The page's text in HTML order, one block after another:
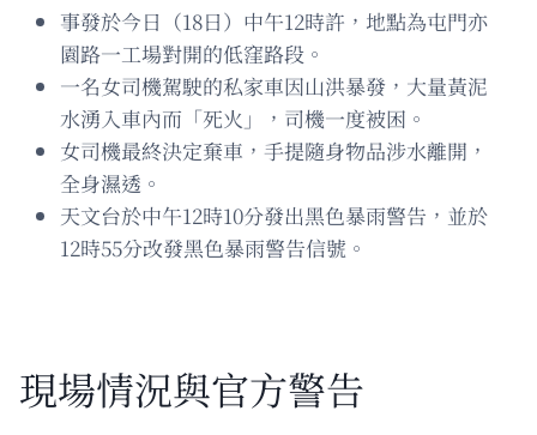
事發於今日（18日）中午12時許，地點為屯門亦
園路一工場對開的低窪路段。
一名女司機駕駛的私家車因山洪暴發，大量黃泥
水湧入車內而「死火」，司機一度被困。
女司機最終決定棄車，手提隨身物品涉水離開，
全身濕透。
天文台於中午12時10分發出黑色暴雨警告，並於
12時55分改發黑色暴雨警告信號。
現場情況與官方警告